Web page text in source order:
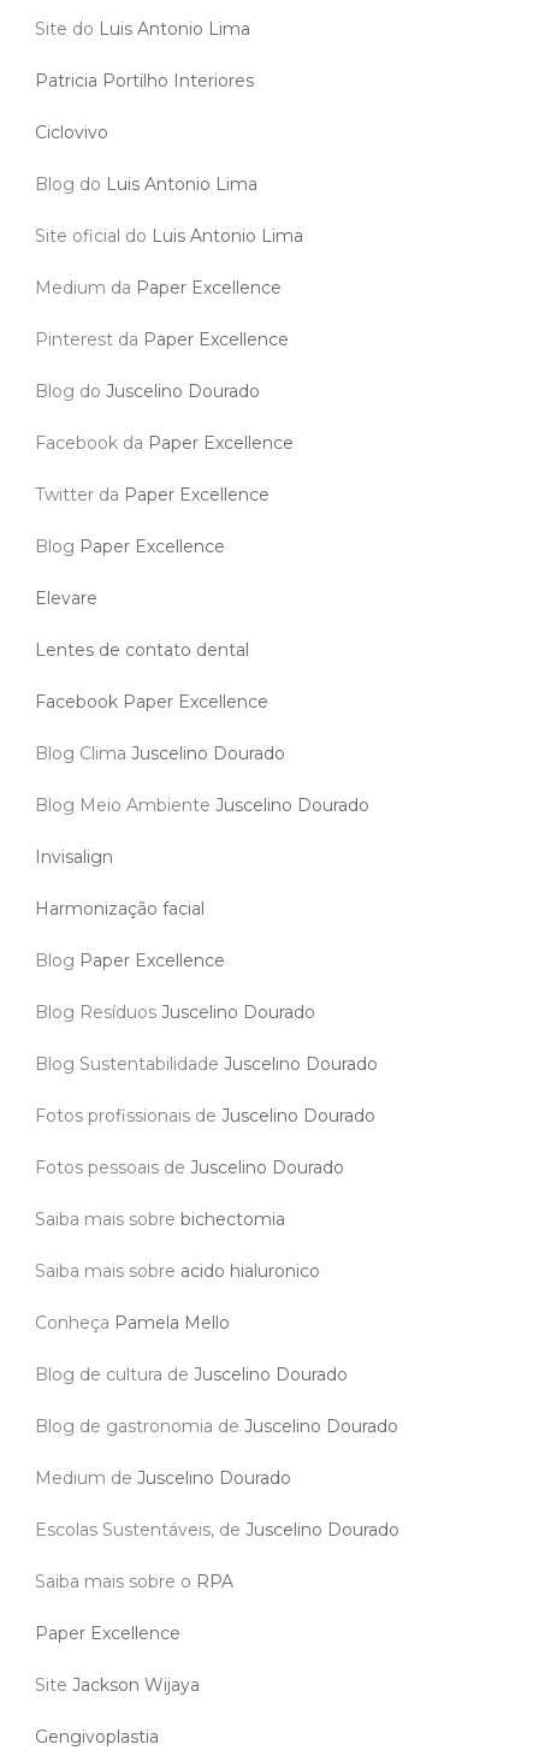
Site do Luis Antonio Lima
Patricia Portilho Interiores
Ciclovivo
Blog do Luis Antonio Lima
Site oficial do Luis Antonio Lima
Medium da Paper Excellence
Pinterest da Paper Excellence
Blog do Juscelino Dourado
Facebook da Paper Excellence
Twitter da Paper Excellence
Blog Paper Excellence
Elevare
Lentes de contato dental
Facebook Paper Excellence
Blog Clima Juscelino Dourado
Blog Meio Ambiente Juscelino Dourado
Invisalign
Harmonização facial
Blog Paper Excellence
Blog Resíduos Juscelino Dourado
Blog Sustentabilidade Juscelino Dourado
Fotos profissionais de Juscelino Dourado
Fotos pessoais de Juscelino Dourado
Saiba mais sobre bichectomia
Saiba mais sobre acido hialuronico
Conheça Pamela Mello
Blog de cultura de Juscelino Dourado
Blog de gastronomia de Juscelino Dourado
Medium de Juscelino Dourado
Escolas Sustentáveis, de Juscelino Dourado
Saiba mais sobre o RPA
Paper Excellence
Site Jackson Wijaya
Gengivoplastia